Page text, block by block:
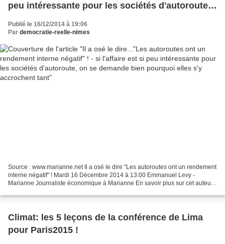
peu intéressante pour les sociétés d'autoroute,
on se demande bien pourquoi elles s'y
accrochent tant
Publié le 16/12/2014 à 19:06
Par democratie-reelle-nimes
Source : www.marianne.net Il a osé le dire "Les autoroutes ont un rendement
interne négatif" ! Mardi 16 Décembre 2014 à 13:00 Emmanuel Levy -
Marianne Journaliste économique à Marianne En savoir plus sur cet auteur
Climat: les 5 leçons de la conférence de Lima
pour Paris2015 !